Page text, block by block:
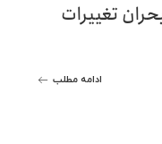
تغییرات
ادامه مطلب